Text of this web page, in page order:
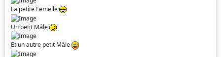
La petite Femelle
Un petit Mâle
Et un autre petit Mâle